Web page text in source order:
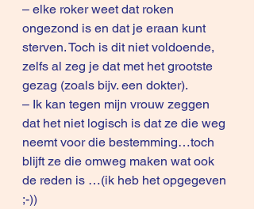
– elke roker weet dat roken
ongezond is en dat je eraan kunt
sterven. Toch is dit niet voldoende,
zelfs al zeg je dat met het grootste
gezag (zoals bijv. een dokter).
– Ik kan tegen mijn vrouw zeggen
dat het niet logisch is dat ze die weg
neemt voor die bestemming…toch
blijft ze die omweg maken wat ook
de reden is …(ik heb het opgegeven
;-))